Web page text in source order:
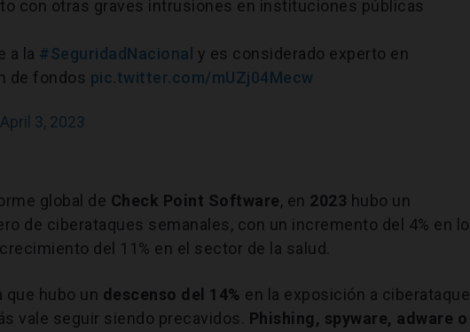
con otras graves intrusiones en instituciones públicas
a la #SeguridadNacional y es considerado experto en
de fondos pic.twitter.com/mUZj04Mecw
April 3, 2023
global de Check Point Software, en 2023 hubo un
de ciberataques semanales, con un incremento del 4% en
del 11% en el sector de la salud.
que hubo un descenso del 14% en la exposición a
vale seguir siendo precavidos. Phishing, spyware, adware o